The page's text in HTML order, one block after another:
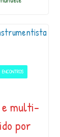
ENCONTROS
e multi-
por